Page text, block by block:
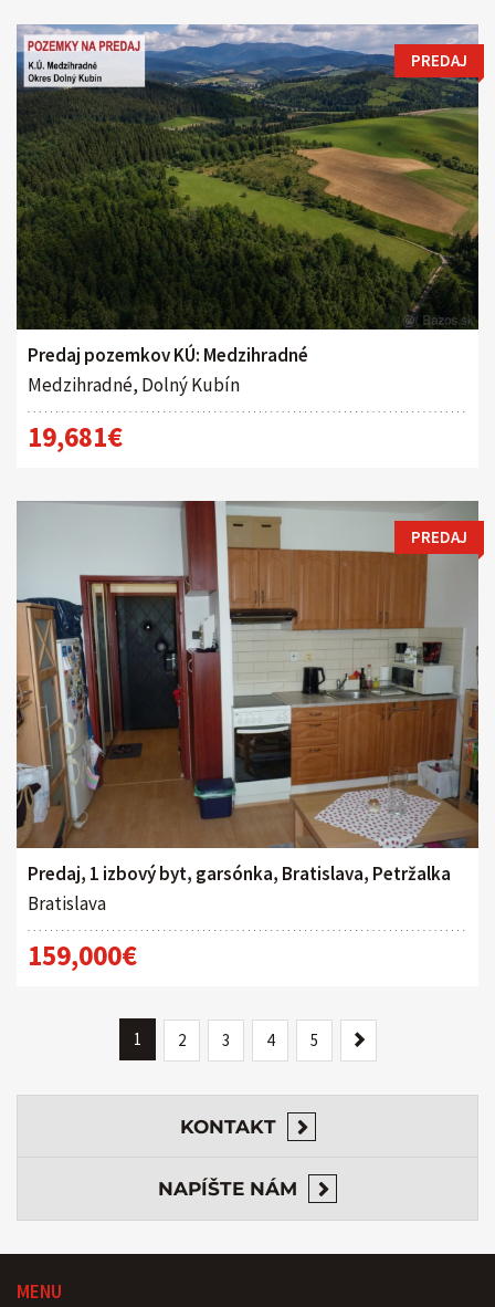
PREDAJ
Predaj pozemkov KÚ: Medzihradné
Medzihradné, Dolný Kubín
19,681€
PREDAJ
Predaj, 1 izbový byt, garsónka, Bratislava, Petržalka
Bratislava
159,000€
1 2 3 4 5
KONTAKT
NAPÍŠTE NÁM
MENU